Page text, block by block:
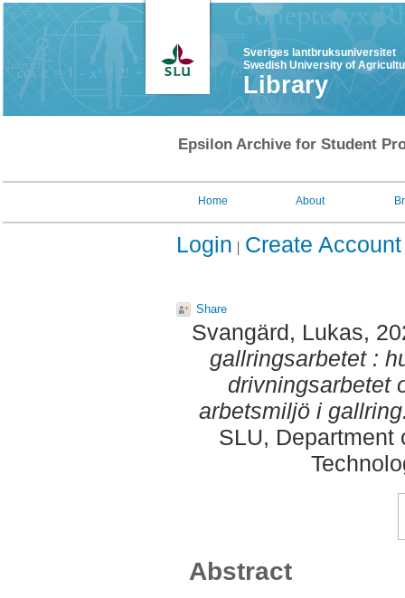
Sveriges lantbruksuniversitet
Swedish University of
Library
Epsilon Archive for Student
Home About
Login Create Account
Share
Svangärd, Lukas,
gallringsarbetet :
drivningsarbetet
arbetsmiljö i
SLU, Department
Abstract